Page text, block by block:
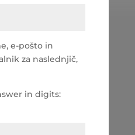
e-pošto in
za naslednjič,
in digits: